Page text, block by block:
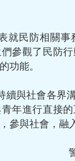
就民防相關事
參觀了民防
功能。
續與社會各界
年進行直接
參與社會，融